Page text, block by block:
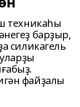
техникаһы
бар­ҙыр,
силикагель
файҙалы